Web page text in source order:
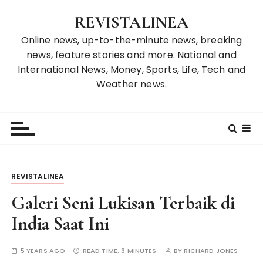
REVISTALINEA
Online news, up-to-the-minute news, breaking
news, feature stories and more. National and
International News, Money, Sports, Life, Tech and
Weather news.
REVISTALINEA
Galeri Seni Lukisan Terbaik di
India Saat Ini
5 YEARS AGO READ TIME: 3 MINUTES BYRICHARD JONES